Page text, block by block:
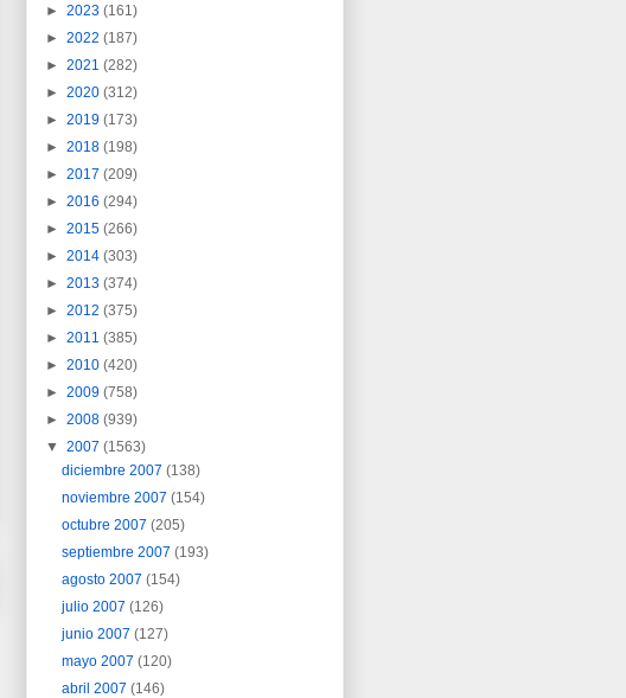
► 2023 (161)
► 2022 (187)
► 2021 (282)
► 2020 (312)
► 2019 (173)
► 2018 (198)
► 2017 (209)
► 2016 (294)
► 2015 (266)
► 2014 (303)
► 2013 (374)
► 2012 (375)
► 2011 (385)
► 2010 (420)
► 2009 (758)
► 2008 (939)
▼ 2007 (1563)
diciembre 2007(138)
noviembre 2007(154)
octubre 2007(205)
septiembre 2007(193)
agosto 2007(154)
julio 2007(126)
junio 2007(127)
mayo 2007(120)
abril 2007(146)